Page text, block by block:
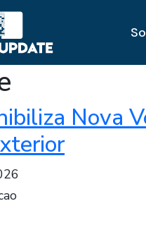
Nova